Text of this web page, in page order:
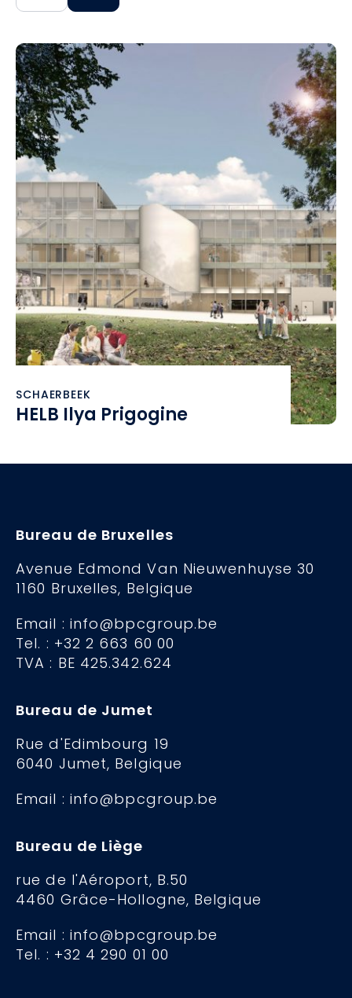
SCHAERBEEK
HELB Ilya Prigogine
Bureau de Bruxelles
Avenue Edmond Van Nieuwenhuyse 30
1160 Bruxelles, Belgique
Email : info@bpcgroup.be
Tel. : +32 2 663 60 00
TVA : BE 425.342.624
Bureau de Jumet
Rue d'Edimbourg 19
6040 Jumet, Belgique
Email : info@bpcgroup.be
Bureau de Liège
rue de l'Aéroport, B.50
4460 Grâce-Hollogne, Belgique
Email : info@bpcgroup.be
Tel. : +32 4 290 01 00